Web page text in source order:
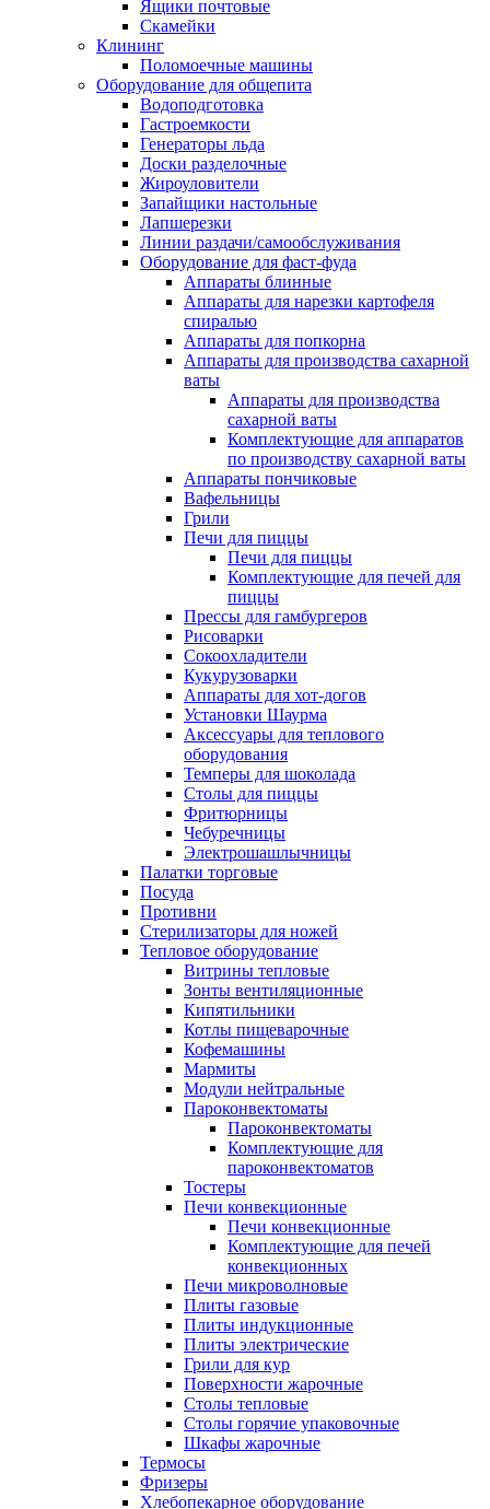
Ящики почтовые
Скамейки
Клининг
Поломоечные машины
Оборудование для общепита
Водоподготовка
Гастроемкости
Генераторы льда
Доски разделочные
Жироуловители
Запайщики настольные
Лапшерезки
Линии раздачи/самообслуживания
Оборудование для фаст-фуда
Аппараты блинные
Аппараты для нарезки картофеля
спиралью
Аппараты для попкорна
Аппараты для производства сахарной
ваты
Аппараты для производства
сахарной ваты
Комплектующие для аппаратов
по производству сахарной ваты
Аппараты пончиковые
Вафельницы
Грили
Печи для пиццы
Печи для пиццы
Комплектующие для печей для
пиццы
Прессы для гамбургеров
Рисоварки
Сокоохладители
Кукурузоварки
Аппараты для хот-догов
Установки Шаурма
Аксессуары для теплового
оборудования
Темперы для шоколада
Столы для пиццы
Фритюрницы
Чебуречницы
Электрошашлычницы
Палатки торговые
Посуда
Противни
Стерилизаторы для ножей
Тепловое оборудование
Витрины тепловые
Зонты вентиляционные
Кипятильники
Котлы пищеварочные
Кофемашины
Мармиты
Модули нейтральные
Пароконвектоматы
Пароконвектоматы
Комплектующие для
пароконвектоматов
Тостеры
Печи конвекционные
Печи конвекционные
Комплектующие для печей
конвекционных
Печи микроволновые
Плиты газовые
Плиты индукционные
Плиты электрические
Грили для кур
Поверхности жарочные
Столы тепловые
Столы горячие упаковочные
Шкафы жарочные
Термосы
Фризеры
Хлебопекарное оборудование